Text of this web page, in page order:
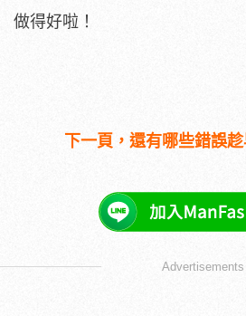
做得好啦！
下一頁，還有哪些錯誤
Advertisements